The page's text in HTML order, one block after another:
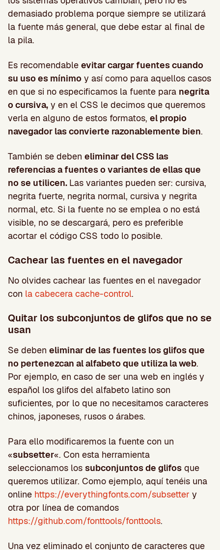
demasiado problema porque siempre se utilizará
la fuente más general, que debe estar al final de
la pila.
Es recomendable evitar cargar fuentes cuando
su uso es mínimo y así como para aquellos casos
en que si no especificamos la fuente para negrita
o cursiva, y en el CSS le decimos que queremos
verla en alguno de estos formatos, el propio
navegador las convierte razonablemente bien.
También se deben eliminar del CSS las
referencias a fuentes o variantes de ellas que
no se utilicen. Las variantes pueden ser: cursiva,
negrita fuerte, negrita normal, cursiva y negrita
normal, etc. Si la fuente no se emplea o no está
visible, no se descargará, pero es preferible
acortar el código CSS todo lo posible.
Cachear las fuentes en el navegador
No olvides cachear las fuentes en el navegador
con la cabecera cache-control.
Quitar los subconjuntos de glifos que no se
usan
Se deben eliminar de las fuentes los glifos que
no pertenezcan al alfabeto que utiliza la web.
Por ejemplo, en caso de ser una web en inglés y
español los glifos del alfabeto latino son
suficientes, por lo que no necesitamos caracteres
chinos, japoneses, rusos o árabes.
Para ello modificaremos la fuente con un
«subsetter«. Con esta herramienta
seleccionamos los subconjuntos de glifos que
queremos utilizar. Como ejemplo, aquí tenéis una
online https://everythingfonts.com/subsetter y
otra por línea de comandos
https://github.com/fonttools/fonttools.
Una vez eliminado el conjunto de caracteres que